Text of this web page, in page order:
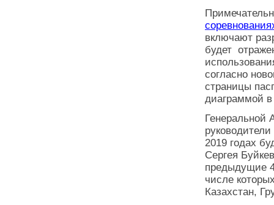
включают
будет
согласно
страницы
диаграммой
Генеральной
2019 годах
Сергея
предыдущие
числе
Казахстан,